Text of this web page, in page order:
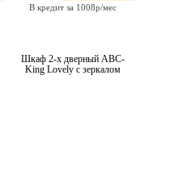
В кредит за 1008р/мес
Шкаф 2-х дверный ABC-
King Lovely с зеркалом